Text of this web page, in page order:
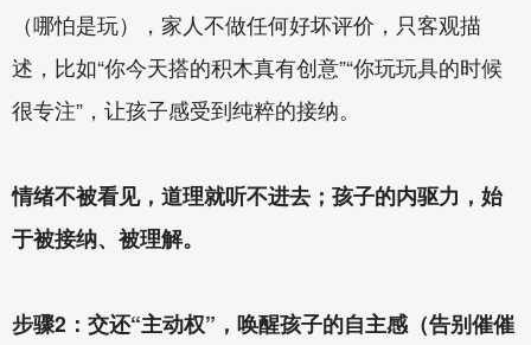
（哪怕是玩），家人不做任何好坏评价，只客观描
述，比如“你今天搭的积木真有创意”“你玩玩具的时候
很专注”，让孩子感受到纯粹的接纳。
情绪不被看见，道理就听不进去；孩子的内驱力，始
于被接纳、被理解。
步骤2：交还“主动权”，唤醒孩子的自主感（告别催催